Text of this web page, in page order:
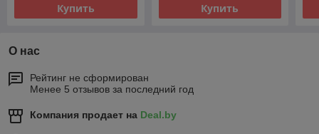
Купить Купить
О нас
Рейтинг не сформирован
Менее 5 отзывов за последний год
Компания продает на Deal.by